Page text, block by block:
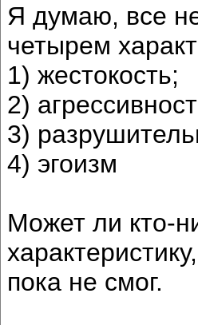
Я думаю, все
четырем
1) жестокость;
2)
3)
4) эгоизм
Может ли кто-
пока не смог.